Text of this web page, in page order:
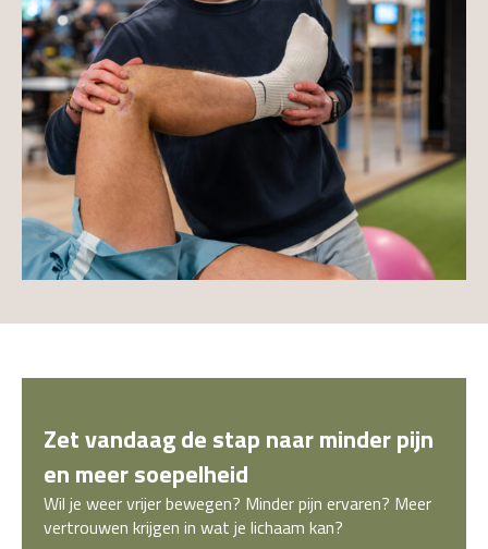
Zet vandaag de stap naar minder pijn
en meer soepelheid
Wil je weer vrijer bewegen? Minder pijn ervaren? Meer
vertrouwen krijgen in wat je lichaam kan?